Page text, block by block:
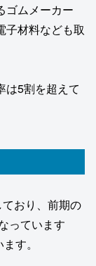
ゴムメーカー
子材料なども取
は5割を超えて
おり、前期の
っています
す。